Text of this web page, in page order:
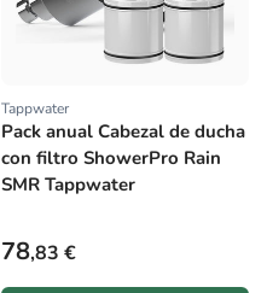
Proveedor:
Tappwater
Pack anual Cabezal de ducha
con filtro ShowerPro Rain
SMR Tappwater
Precio habitual
78,83 €